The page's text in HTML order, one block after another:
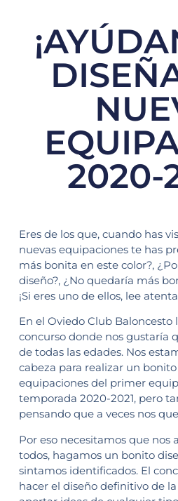
2020-
Eres de los que, cuando has
nuevas equipaciones te has
más bonita en este color?,
diseño?, ¿No quedaría más
¡Si eres uno de ellos, lee
En el Oviedo Club
concurso donde nos gustaría
de todas las edades. Nos
cabeza para realizar un
equipaciones del primer
temporada 2020-2021, pero
pensando que a veces nos
Por eso necesitamos que nos
todos, hagamos un bonito
sintamos identificados. El
hacer el diseño definitivo de